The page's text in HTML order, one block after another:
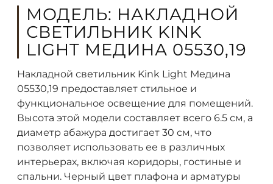
МОДЕЛЬ: НАКЛАДНОЙ
СВЕТИЛЬНИК KINK
LIGHT МЕДИНА 05530,19
Накладной светильник Kink Light Медина
05530,19 предоставляет стильное и
функциональное освещение для помещений.
Высота этой модели составляет всего 6.5 см, а
диаметр абажура достигает 30 см, что
позволяет использовать ее в различных
интерьерах, включая коридоры, гостиные и
спальни. Черный цвет плафона и арматуры